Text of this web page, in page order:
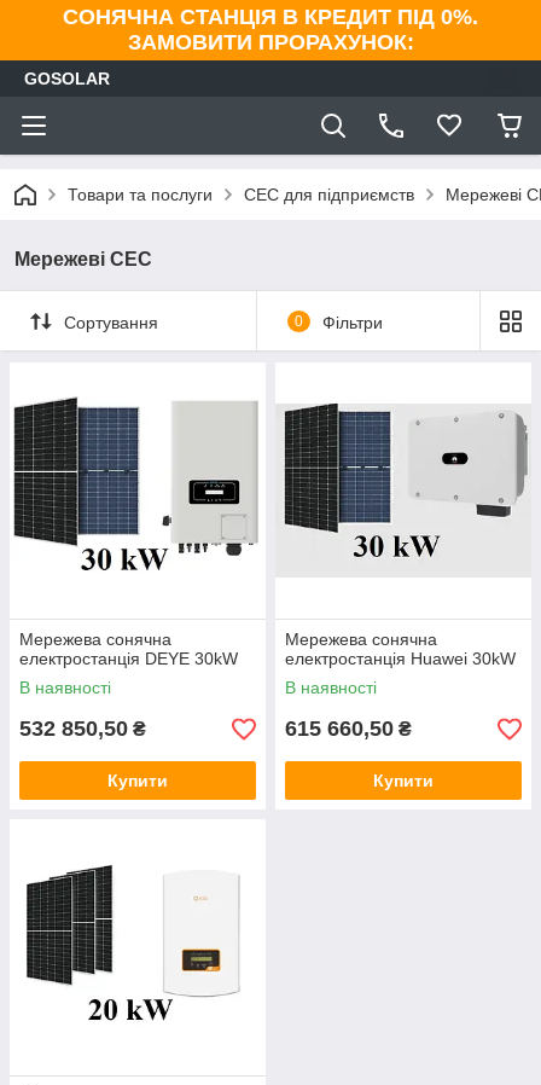
СОНЯЧНА СТАНЦІЯ В КРЕДИТ ПІД 0%.
ЗАМОВИТИ ПРОРАХУНОК:
GOSOLAR
Товари та послуги СЕС для підприємств Мережеві
Мережеві СЕС
Сортування 0 Фільтри
Мережева сонячна
електростанція DEYE 30kW
В наявності
532 850,50 ₴
Купити
Мережева сонячна
електростанція Huawei 30kW
В наявності
615 660,50 ₴
Купити